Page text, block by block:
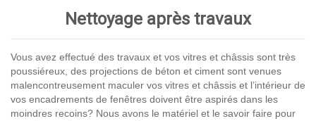
Nettoyage après travaux
Vous avez effectué des travaux et vos vitres et châssis sont très
poussiéreux, des projections de béton et ciment sont venues
malencontreusement maculer vos vitres et châssis et l’intérieur de
vos encadrements de fenêtres doivent être aspirés dans les
moindres recoins? Nous avons le matériel et le savoir faire pour